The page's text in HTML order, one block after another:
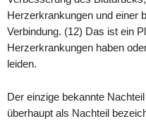
Herzerkrankungen und einer
Verbindung. (12) Das ist ein
Herzerkrankungen haben
leiden.
Der einzige bekannte
überhaupt als Nachteil